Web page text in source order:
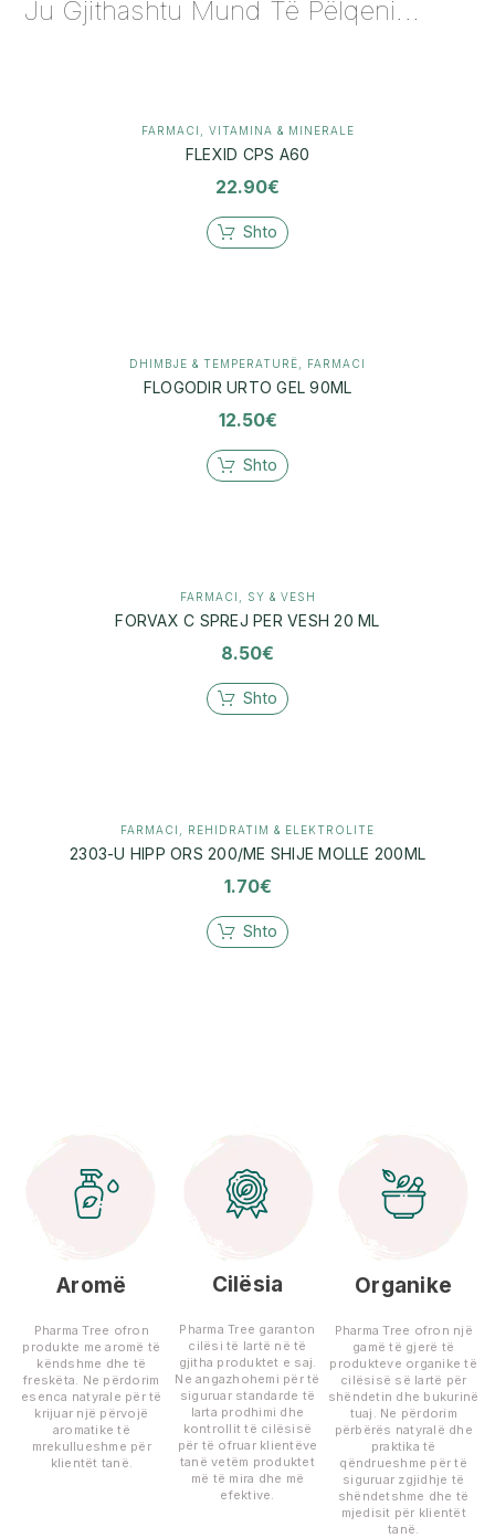
Ju Gjithashtu Mund Të Pëlqeni...
FARMACI VITAMINA & MINERALE
FLEXID CPS A60
22.90€
Shto
DHIMBJE & TEMPERATURË FARMACI
FLOGODIR URTO GEL 90ML
12.50€
Shto
FARMACI SY & VESH
FORVAX C SPREJ PER VESH 20 ML
8.50€
Shto
FARMACI REHIDRATIM & ELEKTROLITE
2303-U HIPP ORS 200/ME SHIJE MOLLE 200ML
1.70€
Shto
Aromë
Pharma Tree ofron
produkte me aromë të
këndshme dhe të
freskëta. Ne përdorim
esenca natyrale për të
krijuar një përvojë
aromatike të
mrekullueshme për
klientët tanë.
Cilësia
Pharma Tree garanton
cilësi të lartë në të
gjitha produktet e saj.
Ne angazhohemi për të
siguruar standarde të
larta prodhimi dhe
kontrollit të cilësisë
për të ofruar klientëve
tanë vetëm produktet
më të mira dhe më
efektive.
Organike
Pharma Tree ofron një
gamë të gjerë të
produkteve organike të
cilësisë së lartë për
shëndetin dhe bukurinë
tuaj. Ne përdorim
përbërës natyralë dhe
praktika të
qëndrueshme për të
siguruar zgjidhje të
shëndetshme dhe të
mjedisit për klientët
tanë.